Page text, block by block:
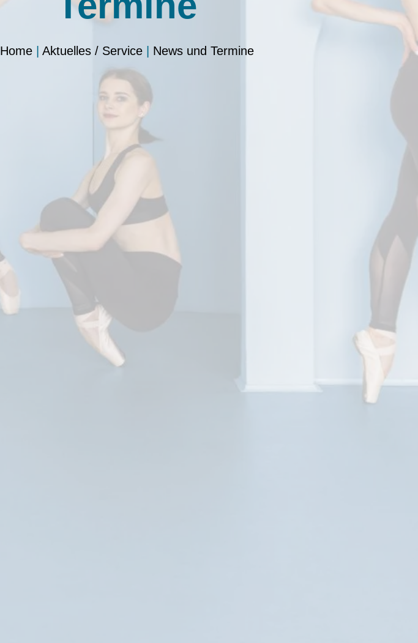
Home| Aktuelles / Service| News und Termine